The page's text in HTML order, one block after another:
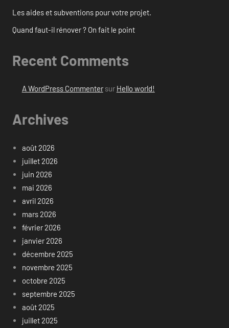
Les aides et subventions pour votre projet.
Quand faut-il rénover ? On fait le point
Recent Comments
A WordPress Commentersur Hello world!
Archives
août 2026
juillet 2026
juin 2026
mai 2026
avril 2026
mars 2026
février 2026
janvier 2026
décembre 2025
novembre 2025
octobre 2025
septembre 2025
août 2025
juillet 2025